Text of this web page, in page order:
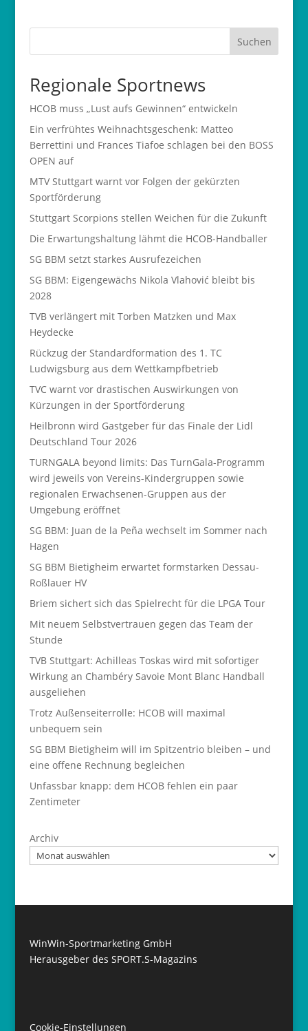
Suchen
Regionale Sportnews
HCOB muss „Lust aufs Gewinnen“ entwickeln
Ein verfrühtes Weihnachtsgeschenk: Matteo
Berrettini und Frances Tiafoe schlagen bei den BOSS
OPEN auf
MTV Stuttgart warnt vor Folgen der gekürzten
Sportförderung
Stuttgart Scorpions stellen Weichen für die Zukunft
Die Erwartungshaltung lähmt die HCOB-Handballer
SG BBM setzt starkes Ausrufezeichen
SG BBM: Eigengewächs Nikola Vlahović bleibt bis
2028
TVB verlängert mit Torben Matzken und Max
Heydecke
Rückzug der Standardformation des 1. TC
Ludwigsburg aus dem Wettkampfbetrieb
TVC warnt vor drastischen Auswirkungen von
Kürzungen in der Sportförderung
Heilbronn wird Gastgeber für das Finale der Lidl
Deutschland Tour 2026
TURNGALA beyond limits: Das TurnGala-Programm
wird jeweils von Vereins-Kindergruppen sowie
regionalen Erwachsenen-Gruppen aus der
Umgebung eröffnet
SG BBM: Juan de la Peña wechselt im Sommer nach
Hagen
SG BBM Bietigheim erwartet formstarken Dessau-
Roßlauer HV
Briem sichert sich das Spielrecht für die LPGA Tour
Mit neuem Selbstvertrauen gegen das Team der
Stunde
TVB Stuttgart: Achilleas Toskas wird mit sofortiger
Wirkung an Chambéry Savoie Mont Blanc Handball
ausgeliehen
Trotz Außenseiterrolle: HCOB will maximal
unbequem sein
SG BBM Bietigheim will im Spitzentrio bleiben – und
eine offene Rechnung begleichen
Unfassbar knapp: dem HCOB fehlen ein paar
Zentimeter
Archiv
WinWin-Sportmarketing GmbH
Herausgeber des SPORT.S-Magazins
Cookie-Einstellungen